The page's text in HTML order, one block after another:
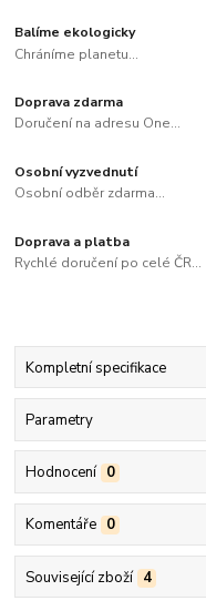
Balíme ekologicky
Chráníme planetu...
Doprava zdarma
Doručení na adresu One...
Osobní vyzvednutí
Osobní odběr zdarma...
Doprava a platba
Rychlé doručení po celé ČR...
Kompletní specifikace
Parametry
Hodnocení 0
Komentáře 0
Související zboží 4